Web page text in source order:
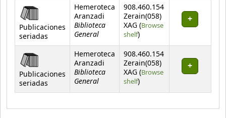
Publicaciones
seriadas
Hemeroteca
Aranzadi
Biblioteca
General
908.460.154
Zerain(058)
XAG (Browse
shelf(Opens below)
)
Publicaciones
seriadas
Hemeroteca
Aranzadi
Biblioteca
General
908.460.154
Zerain(058)
XAG (Browse
shelf(Opens below)
)